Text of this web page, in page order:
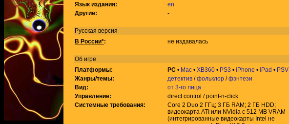
Язык издания:
en
Другие:
-
Русская версия
В России*: не издавалась
Об игре
Платформы:
PC • Mac • XB360 • PS3 • iPhone • iPad • PSV
Жанры/темы:
детектив /фольклор /фэнтези
Вид:
от 3-го лица
Управление:
direct control / point-n-click
Системные требования:
Core 2 Duo 2 ГГц; 3 ГБ RAM; 2 ГБ HDD;
видеокарта ATI или NVidia с 512 MB VRAM
(интегрированные видеокарты Intel не